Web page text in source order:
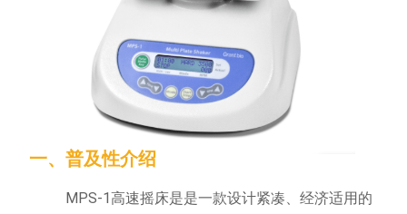
一、普及性介绍
MPS-1高速摇床是是一款设计紧凑、经济适用的